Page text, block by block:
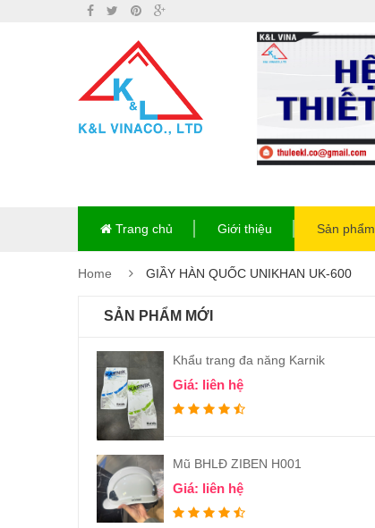
Trang chủ Giới thiệu Sản phẩm
Home GIẦY HÀN QUỐC UNIKHAN UK-600
SẢN PHẨM MỚI
Khẩu trang đa năng Karnik
Giá: liên hệ
Mũ BHLĐ ZIBEN H001
Giá: liên hệ